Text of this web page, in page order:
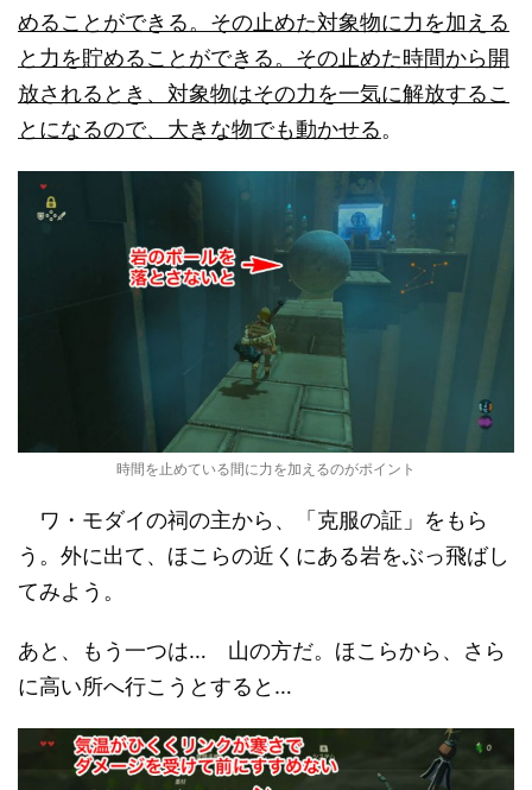
めることができる。その止めた対象物に力を加える
と力を貯めることができる。その止めた時間から開
放されるとき、対象物はその力を一気に解放するこ
とになるので、大きな物でも動かせる。
時間を止めている間に力を加えるのがポイント
ワ・モダイの祠の主から、「克服の証」をもら
う。外に出て、ほこらの近くにある岩をぶっ飛ばし
てみよう。
あと、もう一つは… 山の方だ。ほこらから、さら
に高い所へ行こうとすると…